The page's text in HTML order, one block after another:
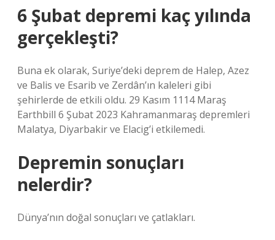
6 Şubat depremi kaç yılında
gerçekleşti?
Buna ek olarak, Suriye’deki deprem de Halep, Azez
ve Balis ve Esarib ve Zerdân’ın kaleleri gibi
şehirlerde de etkili oldu. 29 Kasım 1114 Maraş
Earthbill 6 Şubat 2023 Kahramanmaraş depremleri
Malatya, Diyarbakir ve Elacig’i etkilemedi.
Depremin sonuçları
nelerdir?
Dünya’nın doğal sonuçları ve çatlakları.